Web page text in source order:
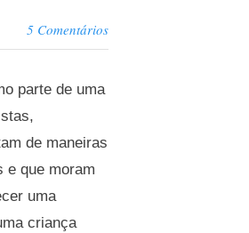
5 Comentários
parte de uma
de maneiras
e que moram
uma
criança